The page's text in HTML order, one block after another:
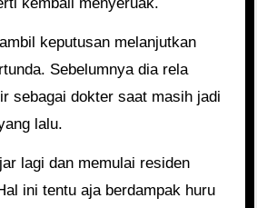
keputusan melanjutkan
Sebelumnya dia rela
sebagai dokter saat masih jadi
lalu.
lagi dan memulai residen
ini tentu aja berdampak huru